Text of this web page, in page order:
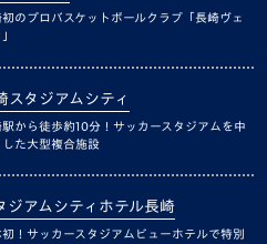
初のプロバスケットボールクラブ「長崎ヴェ
スタジアムシティ
駅から徒歩約10分！サッカースタジアムを中
した大型複合施設
ジアムシティホテル長崎
初！サッカースタジアムビューホテルで特別